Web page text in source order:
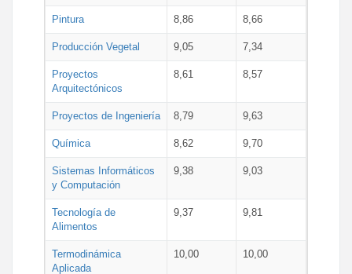
Pintura 8,86 8,66
Producción Vegetal 9,05 7,34
Proyectos
Arquitectónicos
8,61 8,57
Proyectos de Ingeniería 8,79 9,63
Química 8,62 9,70
Sistemas Informáticos
y Computación
9,38 9,03
Tecnología de
Alimentos
9,37 9,81
Termodinámica
Aplicada
10,00 10,00